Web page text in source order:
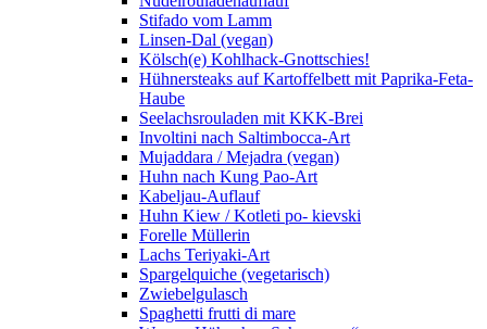
Stifado vom Lamm
Linsen-Dal (vegan)
Kölsch(e) Kohlhack-Gnottschies!
Hühnersteaks auf Kartoffelbett mit Paprika-Feta-
Haube
Seelachsrouladen mit KKK-Brei
Involtini nach Saltimbocca-Art
Mujaddara / Mejadra (vegan)
Huhn nach Kung Pao-Art
Kabeljau-Auflauf
Huhn Kiew / Kotleti po- kievski
Forelle Müllerin
Lachs Teriyaki-Art
Spargelquiche (vegetarisch)
Zwiebelgulasch
Spaghetti frutti di mare